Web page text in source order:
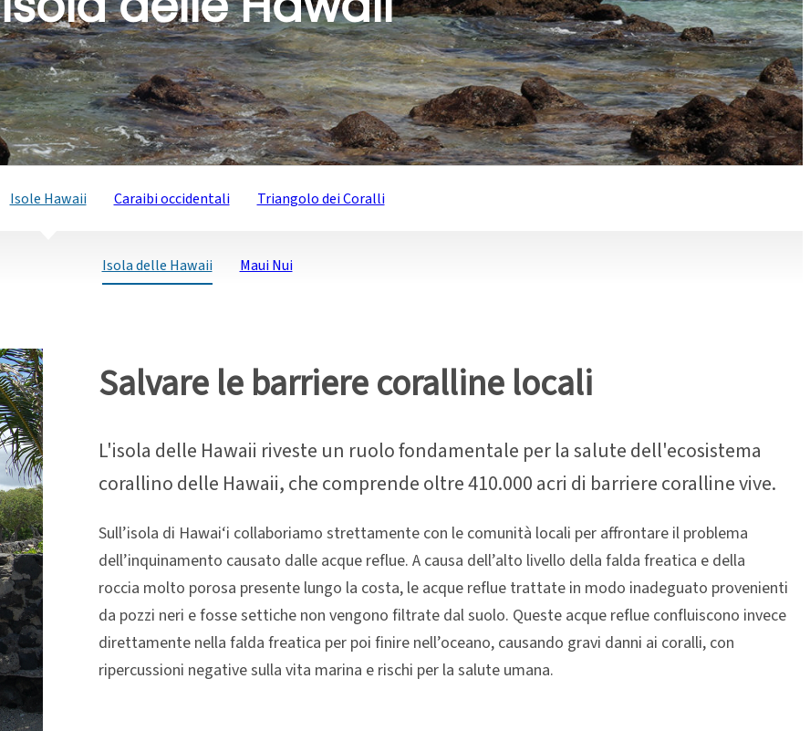
Isola delle Hawaii Maui Nui
Isole Hawaii Caraibi occidentali Triangolo dei Coralli
Salvare le barriere coralline locali
L'isola delle Hawaii riveste un ruolo fondamentale per la salute dell'ecosistema
corallino delle Hawaii, che comprende oltre 410.000 acri di barriere coralline vive.
Sull’isola di Hawai‘i collaboriamo strettamente con le comunità locali per affrontare il problema
dell’inquinamento causato dalle acque reflue. A causa dell’alto livello della falda freatica e della
roccia molto porosa presente lungo la costa, le acque reflue trattate in modo inadeguato provenienti
da pozzi neri e fosse settiche non vengono filtrate dal suolo. Queste acque reflue confluiscono invece
direttamente nella falda freatica per poi finire nell’oceano, causando gravi danni ai coralli, con
ripercussioni negative sulla vita marina e rischi per la salute umana.